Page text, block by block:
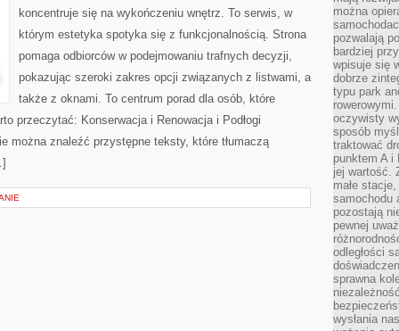
koncentruje się na wykończeniu wnętrz. To serwis, w
którym estetyka spotyka się z funkcjonalnością. Strona
pomaga odbiorców w podejmowaniu trafnych decyzji,
pokazując szeroki zakres opcji związanych z listwami, a
także z oknami. To centrum porad dla osób, które
przeczytać: Konserwacja i Renowacja i Podłogi
można znaleźć przystępne teksty, które tłumaczą
można
pozwalają
bardziej
wpisuje się
dobrze
typu park
oczywisty
sposób
traktować
punktem A i
jej wartość.
małe
samochodu
pozostają
pewnej
odległości
sprawna
wysłania